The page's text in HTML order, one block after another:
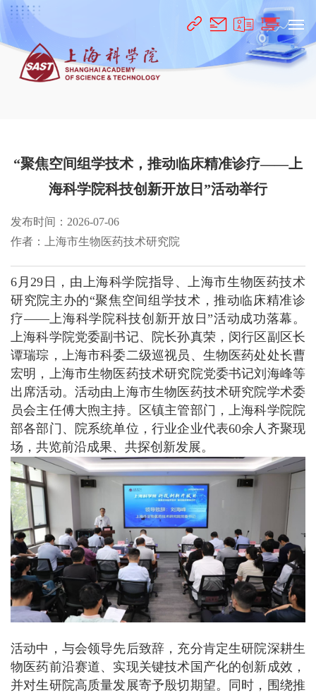
“聚焦空间组学技术，推动临床精准诊疗——上
海科学院科技创新开放日”活动举行
发布时间：2026-07-06
作者：上海市生物医药技术研究院
6月29日，由上海科学院指导、上海市生物医药技术
研究院主办的“聚焦空间组学技术，推动临床精准诊
疗——上海科学院科技创新开放日”活动成功落幕。
上海科学院党委副书记、院长孙真荣，闵行区副区长
谭瑞琮，上海市科委二级巡视员、生物医药处处长曹
宏明，上海市生物医药技术研究院党委书记刘海峰等
出席活动。活动由上海市生物医药技术研究院学术委
员会主任傅大煦主持。区镇主管部门，上海科学院院
部各部门、院系统单位，行业企业代表60余人齐聚现
场，共览前沿成果、共探创新发展。
活动中，与会领导先后致辞，充分肯定生研院深耕生
物医药前沿赛道、实现关键技术国产化的创新成效，
并对生研院高质量发展寄予殷切期望。同时，围绕推